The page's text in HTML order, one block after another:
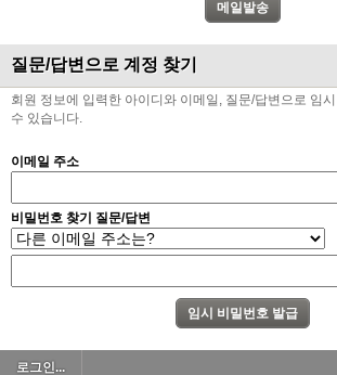
질문/답변으로 계정 찾기
회원 정보에 입력한 아이디와 이메일, 질문/답변으로 임
수 있습니다.
이메일 주소
비밀번호 찾기 질문/답변
로그인...